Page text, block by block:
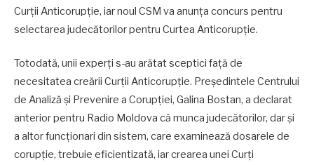
Curții Anticorupție, iar noul CSM va anunța concurs pentru
selectarea judecătorilor pentru Curtea Anticorupție.
Totodată, unii experți s-au arătat sceptici față de
necesitatea creării Curții Anticorupție. Președintele Centrului
de Analiză și Prevenire a Corupției, Galina Bostan, a declarat
anterior pentru Radio Moldova că munca judecătorilor, dar și
a altor funcționari din sistem, care examinează dosarele de
corupție, trebuie eficientizată, iar crearea unei Curți